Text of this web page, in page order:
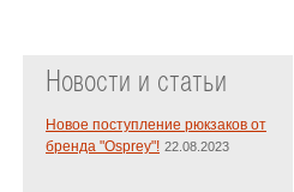
Новости и статьи
Новое поступление рюкзаков от
бренда "Osprey"! 22.08.2023